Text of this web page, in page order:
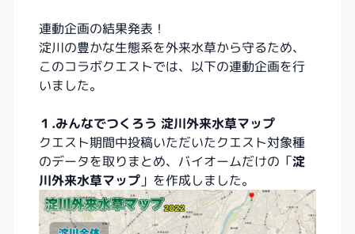
連動企画の結果発表！
淀川の豊かな生態系を外来水草から守るため、
このコラボクエストでは、以下の連動企画を行
いました。
１.みんなでつくろう 淀川外来水草マップ
クエスト期間中投稿いただいたクエスト対象種
のデータを取りまとめ、バイオームだけの「淀
川外来水草マップ 」を作成しました。